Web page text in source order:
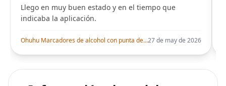
Llego en muy buen estado y en el tiempo que
indicaba la aplicación.
Ohuhu Marcadores de alcohol con punta de pincel – Juego de marcadores artísticos de doble punta con certificación AP para artistas adultos27 de may de 2026